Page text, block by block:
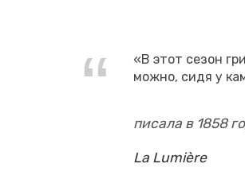
«В этот сезон
можно, сидя у
пи­са­ла в 1858
La Lumière